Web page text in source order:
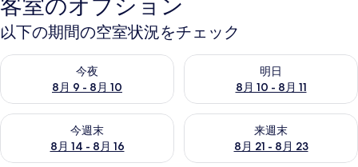
以下の期間の空室状況をチェック
今夜
8月 9 - 8月 10
今夜 8月 9 - 8月 10 の空室状況をチェック
明日
8月 10 - 8月 11
明日 8月 10 - 8月 11 の空室状
今週末
8月 14 - 8月 16
今週末 8月 14 - 8月 16 の空室状況をチェック
来週末
8月 21 - 8月 23
来週末 8月 21 - 8月 23 の空室